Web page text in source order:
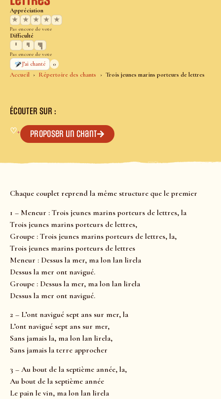
Accueil Répertoire des chants Trois jeunes marins porteurs de lettres
Appréciation
★
★ ★ ★ ★
Pas encore de vote
Difficulté
Pas encore de vote
J’ai chanté
0
ÉCOUTER SUR :
♡+ Proposer un chant
Chaque couplet reprend la même structure que le premier
1 – Meneur : Trois jeunes marins porteurs de lettres, la
Trois jeunes marins porteurs de lettres,
Groupe : Trois jeunes marins porteurs de lettres, la,
Trois jeunes marins porteurs de lettres
Meneur : Dessus la mer, ma lon lan lirela
Dessus la mer ont navigué.
Groupe : Dessus la mer, ma lon lan lirela
Dessus la mer ont navigué.
2 – L’ont navigué sept ans sur mer, la
L’ont navigué sept ans sur mer,
Sans jamais la, ma lon lan lirela,
Sans jamais la terre approcher
3 – Au bout de la septième année, la,
Au bout de la septième année
Le pain le vin, ma lon lan lirela